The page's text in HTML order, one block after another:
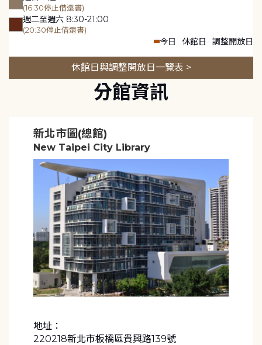
(16:30停止借還書)
週二至週六 8:30-21:00
(20:30停止借還書)
今日 休館日 調整開放日
休館日與調整開放日一覽表 >
分館資訊
新北市圖(總館)
New Taipei City Library
地址：
220218新北市板橋區貴興路139號